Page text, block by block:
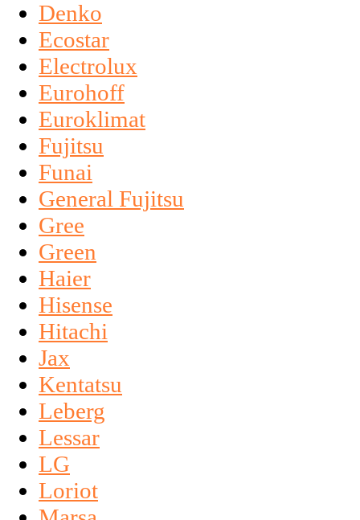
Denko
Ecostar
Electrolux
Eurohoff
Euroklimat
Fujitsu
Funai
General Fujitsu
Gree
Green
Haier
Hisense
Hitachi
Jax
Kentatsu
Leberg
Lessar
LG
Loriot